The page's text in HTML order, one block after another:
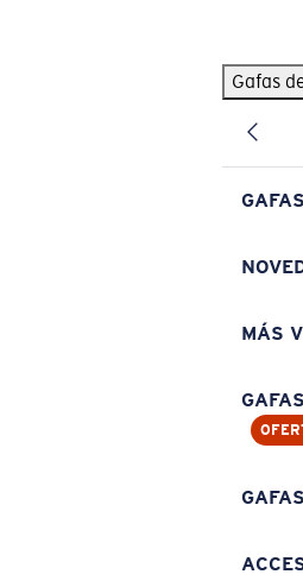
Gafas
MÁS
BÚSQUEDAS POPULARES
Pilothouse PRO Limited Edition Pack
Gafas de sol personalizadas
Los más vendidos de gafas de sol